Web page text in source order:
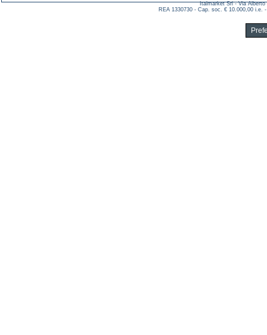
Italmarket Srl - Via Alberto
REA 1330730 - Cap. soc. € 10.000,00 i.e.